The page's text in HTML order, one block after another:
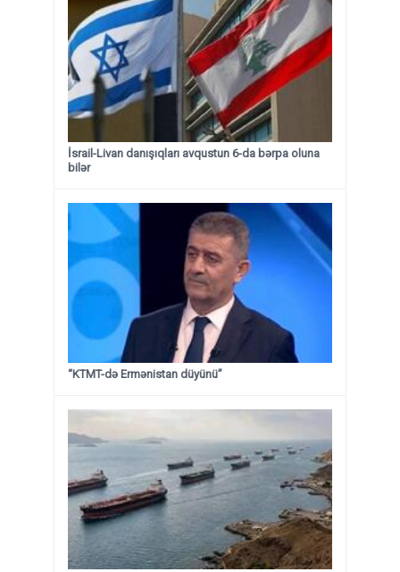
İsrail-Livan danışıqları avqustun 6-da bərpa oluna
bilər
“KTMT-də Ermənistan düyünü”